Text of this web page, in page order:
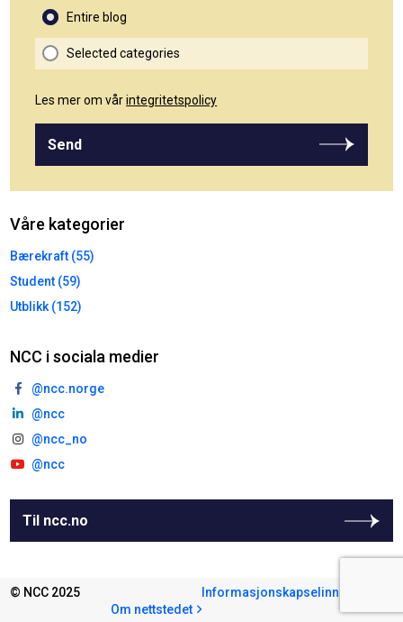
Entire blog
Selected categories
Les mer om vårintegritetspolicy
Send
Våre kategorier
Bærekraft (55)
Student (59)
Utblikk (152)
NCC i sociala medier
@ncc.norge
@ncc
@ncc_no
@ncc
Til ncc.no
© NCC 2025
Informasjonskapselinnstillinger
Om nettstedet